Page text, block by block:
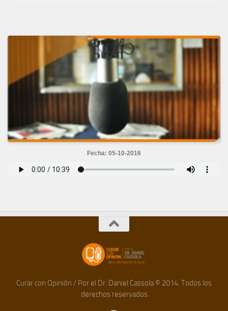
Fecha: 05-10-2016
Curar con Opinión / Por el Dr. Daniel Cassola © 2014. Todos los
derechos reservados